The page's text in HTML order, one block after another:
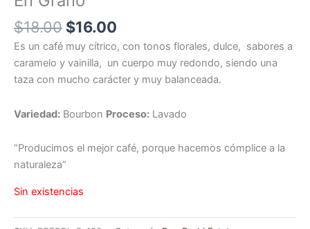
$18.00 $16.00
Es un café muy cítrico, con tonos florales, dulce, sabores a
caramelo y vainilla, un cuerpo muy redondo, siendo una
taza con mucho carácter y muy balanceada.
Variedad: Bourbon Proceso: Lavado
“Producimos el mejor café, porque hacemos cómplice a la
naturaleza”
Sin existencias